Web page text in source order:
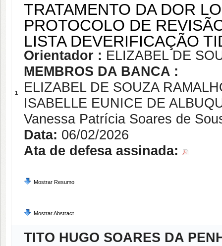
1
TRATAMENTO DA DOR
PROTOCOLO DE
LISTA DEVERIFICAÇÃO
Orientador : ELIZABEL DE
MEMBROS DA BANCA :
ELIZABEL DE SOUZA
ISABELLE EUNICE DE
Vanessa Patrícia Soares de
Data: 06/02/2026
Ata de defesa assinada:
Mostrar Resumo
Mostrar Abstract
TITO HUGO SOARES DA